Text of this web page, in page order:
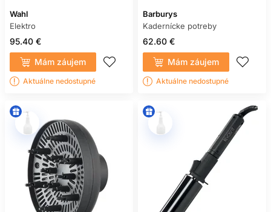
Wahl
Elektro
95.40 €
Mám záujem
Aktuálne nedostupné
Barburys
Kadernícke potreby
62.60 €
Mám záujem
Aktuálne nedostupné